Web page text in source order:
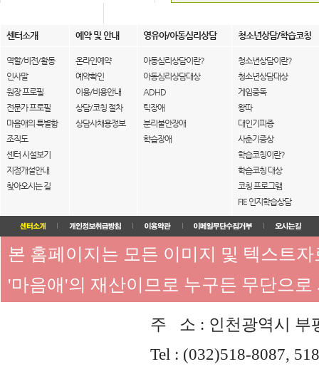
센터소개 예약 및 안내 영유아/아동심리상담 청소년상담/학습코칭
역할/비전/활동
인사말
원장 프로필
전문가 프로필
마음애의 특별함
조직도
센터 시설보기
지점개설안내
찾아오시는 길
온라인예약
예약확인
이용/비용안내
상담/코칭 절차
상담사채용정보
아동심리상담이란?
아동심리상담대상
ADHD
틱장애
분리불안장애
학습장애
청소년상담이란?
청소년상담대상
게임중독
왕따
대인기피증
사춘기증상
학습코칭이란?
학습코칭 대상
코칭 프로그램
FIE 인지학습상담
본 홈페이지는 모든 이미지 및 텍스트
'마음애'의 재산이므로 누구든 무단으
주 소 : 인천광역시 부
Tel : (032)518-8087,